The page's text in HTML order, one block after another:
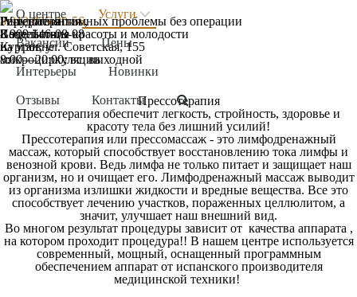
Гирудотерапия
Воздействие
на уровне
микроциркуляции
IV-терапия
Капельницы красоты и молодости
Решение интимных проблемы без операции
8 912 835-20-56,
8 909 146-08-08
Курган, ул. Советская, 155
8:00—20:00; вс: выходной
Прессотерапия
Прессотерапия обеспечит легкость, стройность, здоровье и
красоту тела без лишний усилий!
Прессотерапия или прессомассаж - это лимфодренажный
массаж, который способствует восстановлению тока лимфы и
венозной крови. Ведь лимфа не только питает и защищает наш
организм, но и очищает его. Лимфодренажный массаж выводит
из организма излишки жидкости и вредные вещества. Все это
способствует лечению участков, пораженных целлюлитом, а
значит, улучшает наш внешний вид.
Во многом результат процедуры зависит от качества аппарата ,
на котором проходит процедура!! В нашем центре используется
современный, мощный, оснащенный программным
обеспечением аппарат от испанского производителя
медицинской техники!
О центре Услуги
Вакансии Цены
Интерьеры Новинки
Отзывы Контакты